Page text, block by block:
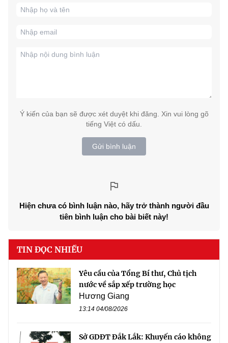
Ý kiến của bạn sẽ được xét duyệt khi đăng. Xin vui lòng gõ
tiếng Việt có dấu.
Gửi bình luận
Hiện chưa có bình luận nào, hãy trở thành người đầu
tiên bình luận cho bài biết này!
TIN ĐỌC NHIỀU
Yêu cầu của Tổng Bí thư, Chủ tịch
nước về sắp xếp trường học
Hương Giang
13:14 04/08/2026
Sở GDĐT Đắk Lắk: Khuyến cáo không